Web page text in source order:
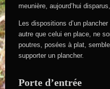
meunière, aujourd’hui
Les dispositions d’un
autre que celui en place, ne
poutres, posées à plat,
supporter un plancher.
Porte d’entrée